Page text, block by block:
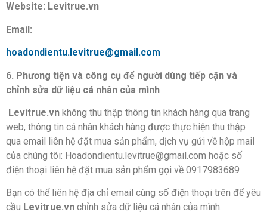
Website: Levitrue.vn
Email:
hoadondientu.levitrue@gmail.com
6. Phương tiện và công cụ để người dùng tiếp cận và
chỉnh sửa dữ liệu cá nhân của mình
Levitrue.vn không thu thập thông tin khách hàng qua trang
web, thông tin cá nhân khách hàng được thực hiện thu thập
qua email liên hệ đặt mua sản phẩm, dịch vụ gửi về hộp mail
của chúng tôi: Hoadondientu.levitrue@gmail.com hoặc số
điện thoại liên hệ đặt mua sản phẩm gọi về 0917983689
Bạn có thể liên hệ địa chỉ email cùng số điện thoại trên để yêu
cầu Levitrue.vn chỉnh sửa dữ liệu cá nhân của mình.